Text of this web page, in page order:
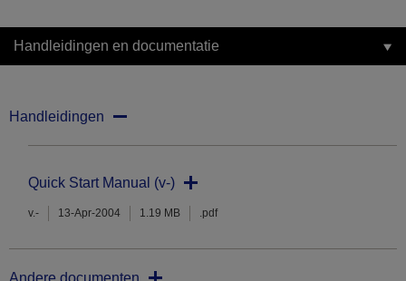
Handleidingen en documentatie
Handleidingen
Quick Start Manual (v-)
v.- 13-Apr-2004 1.19 MB .pdf